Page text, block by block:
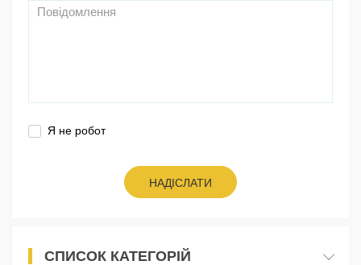
Я не робот
НАДІСЛАТИ
СПИСОК КАТЕГОРІЙ